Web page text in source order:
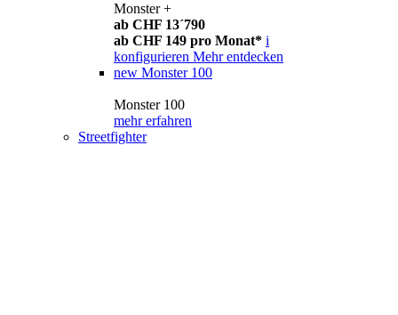
Monster +
ab CHF 13´790
ab CHF 149 pro Monat* i
konfigurieren Mehr entdecken
new Monster 100
Monster 100
mehr erfahren
Streetfighter